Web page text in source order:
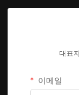
대표
이메일